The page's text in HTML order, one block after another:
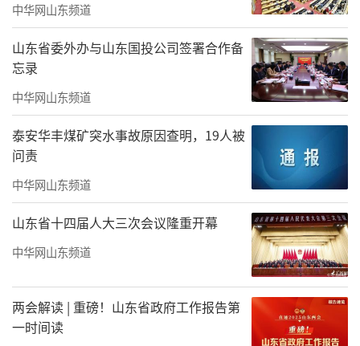
中华网山东频道
山东省委外办与山东国投公司签署合作备
忘录
中华网山东频道
泰安华丰煤矿突水事故原因查明，19人被
问责
中华网山东频道
山东省十四届人大三次会议隆重开幕
中华网山东频道
两会解读 | 重磅！山东省政府工作报告第
一时间读